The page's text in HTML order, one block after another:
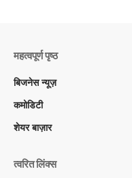
महत्वपूर्ण पृष्ठ
बिजनेस न्यूज़
कमोडिटी
शेयर बाज़ार
त्वरित लिंक्स